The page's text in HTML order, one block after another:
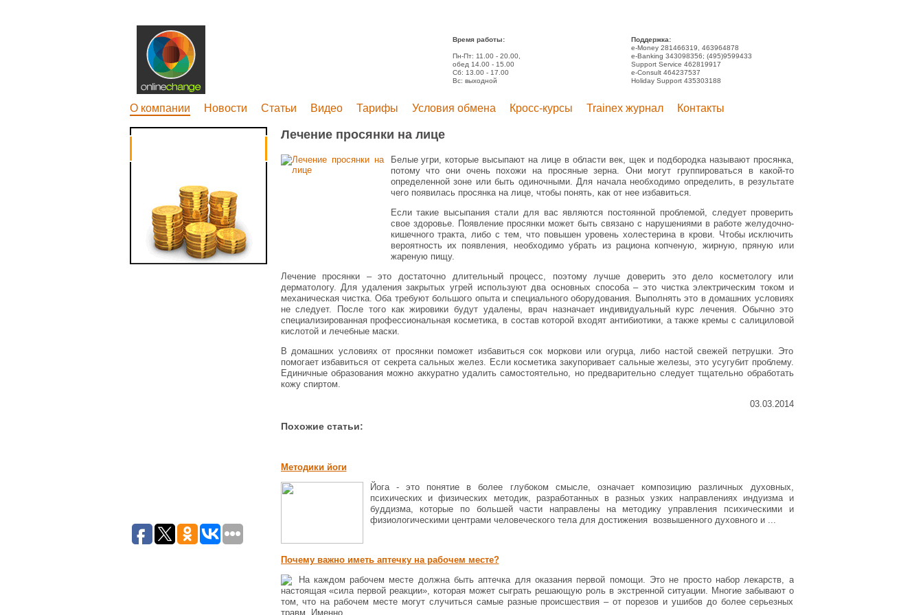
Время работы:
Пн-Пт: 11.00 - 20.00,
обед 14.00 - 15.00
Сб: 13.00 - 17.00
Вс: выходной
Поддержка:
e-Money 281466319, 463964878
e-Banking 343098356; (495)9599433
Support Service 462819917
e-Consult 464237537
Holiday Support 435303188
О компании Новости Статьи Видео Тарифы Условия обмена Кросс-курсы Trainex журнал Контакты
Лечение просянки на лице
Белые угри, которые высыпают на лице в области век, щек и подбородка называют просянка,
потому что они очень похожи на просяные зерна. Они могут группироваться в какой-то
определенной зоне или быть одиночными. Для начала необходимо определить, в результате
чего появилась просянка на лице, чтобы понять, как от нее избавиться.
Если такие высыпания стали для вас являются постоянной проблемой, следует проверить
свое здоровье. Появление просянки может быть связано с нарушениями в работе желудочно-
кишечного тракта, либо с тем, что повышен уровень холестерина в крови. Чтобы исключить
вероятность их появления, необходимо убрать из рациона копченую, жирную, пряную или
жареную пищу.
Лечение просянки – это достаточно длительный процесс, поэтому лучше доверить это дело косметологу или
дерматологу. Для удаления закрытых угрей используют два основных способа – это чистка электрическим током и
механическая чистка. Оба требуют большого опыта и специального оборудования. Выполнять это в домашних условиях
не следует. После того как жировики будут удалены, врач назначает индивидуальный курс лечения. Обычно это
специализированная профессиональная косметика, в состав которой входят антибиотики, а также кремы с салициловой
кислотой и лечебные маски.
В домашних условиях от просянки поможет избавиться сок моркови или огурца, либо настой свежей петрушки. Это
помогает избавиться от секрета сальных желез. Если косметика закупоривает сальные железы, это усугубит проблему.
Единичные образования можно аккуратно удалить самостоятельно, но предварительно следует тщательно обработать
кожу спиртом.
03.03.2014
Похожие статьи:
Методики йоги
Йога - это понятие в более глубоком смысле, означает композицию различных духовных,
психических и физических методик, разработанных в разных узких направлениях индуизма и
буддизма, которые по большей части направлены на методику управления психическими и
физиологическими центрами человеческого тела для достижения возвышенного духовного и ...
Почему важно иметь аптечку на рабочем месте?
На каждом рабочем месте должна быть аптечка для оказания первой помощи. Это не просто набор лекарств, а
настоящая «сила первой реакции», которая может сыграть решающую роль в экстренной ситуации. Многие забывают о
том, что на рабочем месте могут случиться самые разные происшествия – от порезов и ушибов до более серьезных
травм. Именно ...